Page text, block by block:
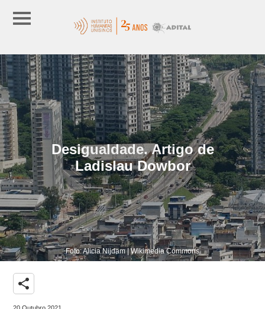
Desigualdade. Artigo de
Ladislau Dowbor
Foto: Alicia Nijdam | Wikimedia Commons
share
20 Outubro 2021